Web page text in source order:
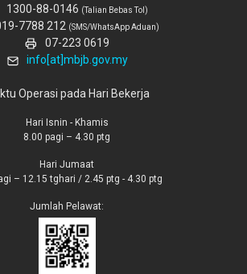
1300-88-0146 (Talian Bebas Tol)
7788 212 (SMS/WhatsApp Aduan)
07-223 0619
info[at]mbjb.gov.my
Operasi pada Hari Bekerja
Hari Isnin - Khamis
8.00 pagi – 4.30 ptg
Hari Jumaat
– 12.15 tghari / 2.45 ptg - 4.30 ptg
Jumlah Pelawat: